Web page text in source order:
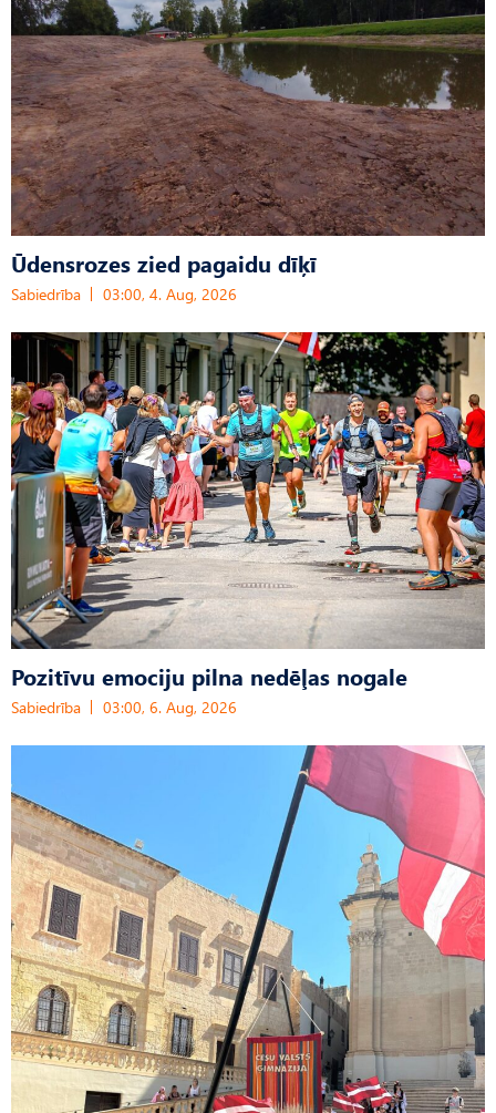
Ūdensrozes zied pagaidu dīķī
Sabiedrība 03:00, 4. Aug, 2026
Pozitīvu emociju pilna nedēļas nogale
Sabiedrība 03:00, 6. Aug, 2026